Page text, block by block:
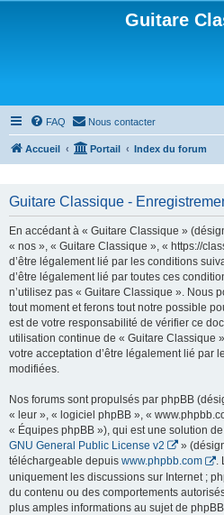
Guitare
FAQ Nous contacter
Accueil Portail Index du forum
Guitare Classique -
En accédant à « Guitare Classique »
« nos », « Guitare Classique », « https://
d’être légalement lié par les conditions
d’être légalement lié par toutes ces
n’utilisez pas « Guitare Classique ». Nous
tout moment et ferons tout notre possible
est de votre responsabilité de vérifier ce
utilisation continue de « Guitare Classique
votre acceptation d’être légalement lié par
modifiées.
Nos forums sont propulsés par phpBB
« leur », « logiciel phpBB », «
« Équipes phpBB »), qui est une solution
GNU General Public License v2
»
téléchargeable depuis www.phpbb.com
.
uniquement les discussions sur Internet ;
du contenu ou des comportements
plus amples informations au sujet de